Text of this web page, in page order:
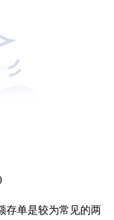
存单是较为常见的两